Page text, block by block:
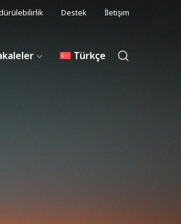
Destek İletişim
Türkçe